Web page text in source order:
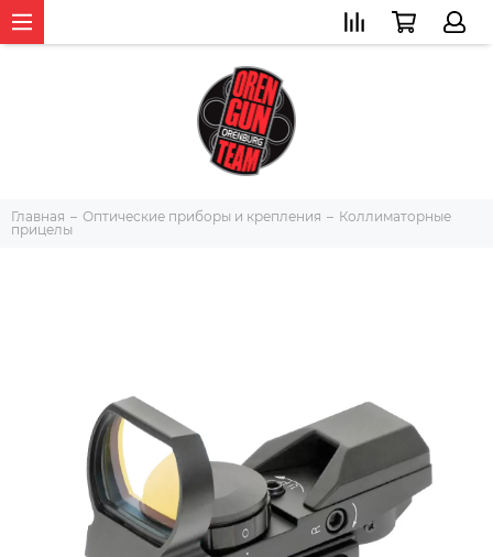
Главная Оптические приборы и крепления
Коллиматорные
прицелы